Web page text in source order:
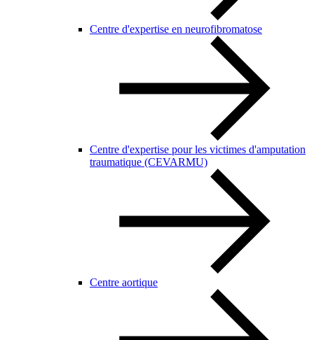
Centre d'expertise en neurofibromatose
Centre d'expertise pour les victimes d'amputation
traumatique (CEVARMU)
Centre aortique